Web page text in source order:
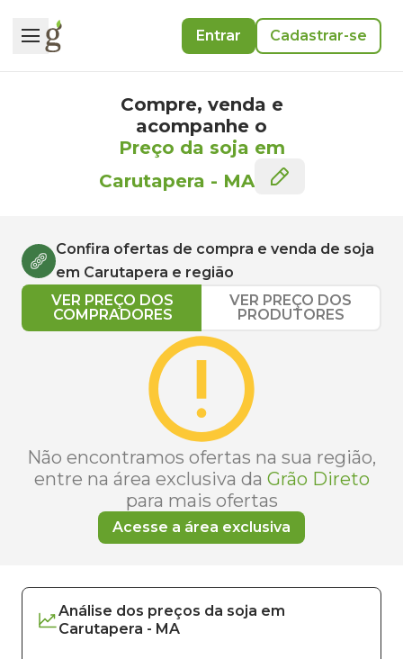
Entrar Cadastrar-se
Compre, venda e
acompanhe o
Preço da soja em
Carutapera - MA
Confira ofertas de compra e venda de soja
em Carutapera e região
VER PREÇO DOS
COMPRADORES
VER PREÇO DOS
PRODUTORES
Não encontramos ofertas na sua região,
entre na área exclusiva da Grão Direto
para mais ofertas
Acesse a área exclusiva
Análise dos preços da soja em
Carutapera - MA